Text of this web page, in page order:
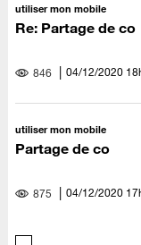
utiliser mon mobile
Re: Partage de co
846 ‎04/12/2020
utiliser mon mobile
Partage de co
875 ‎04/12/2020